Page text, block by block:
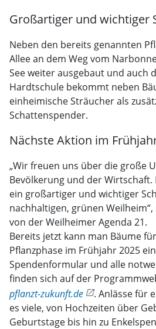
Großartiger und wichtiger
Neben den bereits genannten
Allee an dem Weg vom
See weiter ausgebaut und auch
Hardtschule bekommt neben
einheimische Sträucher als
Schattenspender.
Nächste Aktion im
„Wir freuen uns über die große
Bevölkerung und der
ein großartiger und wichtiger
nachhaltigen, grünen Weilheim“,
von der Weilheimer Agenda 21.
Bereits jetzt kann man Bäume
Pflanzphase im Frühjahr 2025
Spendenformular und alle
finden sich auf der
pflanzt-zukunft.de
. Anlässe für
es viele, von Hochzeiten über
Geburtstage bis hin zu